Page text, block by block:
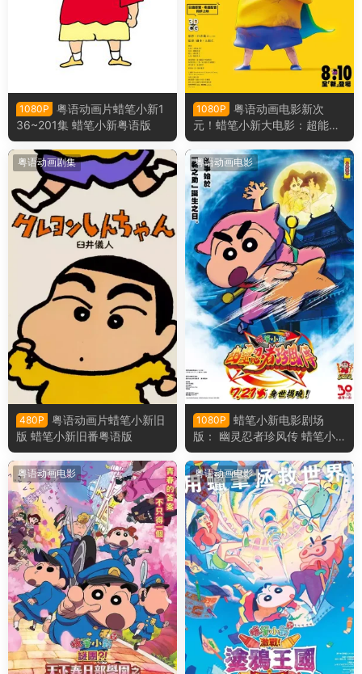
1080P
粤语动画片蜡笔小新1
36~201集 蜡笔小新粤语版
1080P
粤语动画电影新次
元！蜡笔小新大电影：超能力
大决战～飞吧飞吧手卷寿司～
蜡笔小新：新次元！超能力大
决战粤语版
粤语动画剧集
480P
粤语动画片蜡笔小新旧
版 蜡笔小新旧番粤语版
粤语动画电影
1080P
蜡笔小新电影剧场
版： 幽灵忍者珍风传 蜡笔小
新电影剧场版30： 好别致的
影分身粤语版
粤语动画电影 粤语动画电影